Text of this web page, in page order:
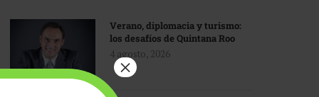
Verano, diplomacia y turismo:
los desafíos de Quintana Roo
4 agosto, 2026
×